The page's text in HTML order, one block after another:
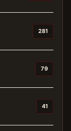
281
79
41